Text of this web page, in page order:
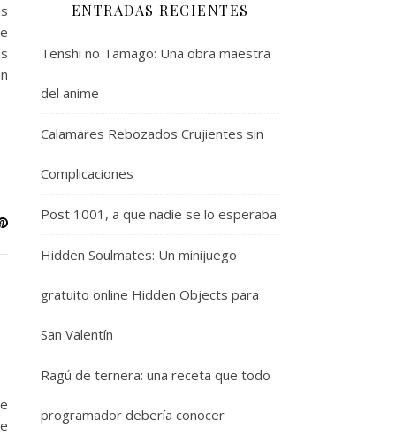
ENTRADAS RECIENTES
Tenshi no Tamago: Una obra maestra
del anime
Calamares Rebozados Crujientes sin
Complicaciones
Post 1001, a que nadie se lo esperaba
Hidden Soulmates: Un minijuego
gratuito online Hidden Objects para
San Valentín
Ragú de ternera: una receta que todo
programador debería conocer